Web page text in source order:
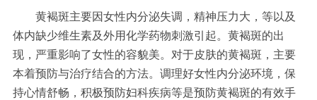
黄褐斑主要因女性内分泌失调，精神压力大，等以及
体内缺少维生素及外用化学药物刺激引起。黄褐斑的出
现，严重影响了女性的容貌美。对于皮肤的黄褐斑，主要
本着预防与治疗结合的方法。调理好女性内分泌环境，保
持心情舒畅，积极预防妇科疾病等是预防黄褐斑的有效手